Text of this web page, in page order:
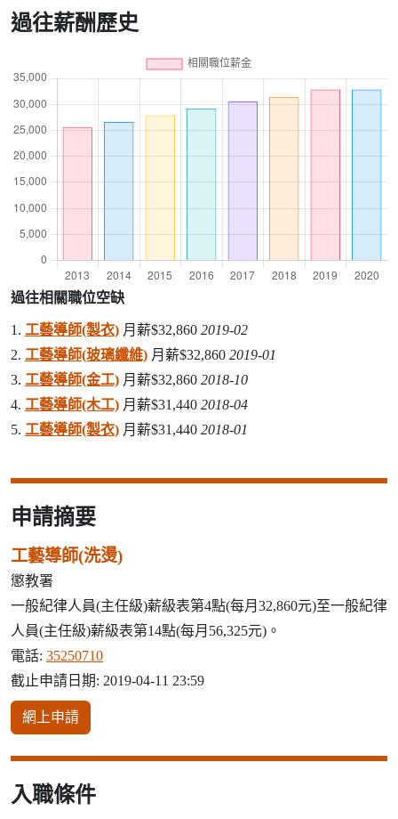
過往薪酬歷史
過往相關職位空缺
1. 工藝導師(製衣) 月薪$32,860 2019-02
2. 工藝導師(玻璃纖維) 月薪$32,860 2019-01
3. 工藝導師(金工) 月薪$32,860 2018-10
4. 工藝導師(木工) 月薪$31,440 2018-04
5. 工藝導師(製衣) 月薪$31,440 2018-01
申請摘要
工藝導師(洗燙)
懲教署
一般紀律人員(主任級)薪級表第4點(每月32,860元)至一般紀律
人員(主任級)薪級表第14點(每月56,325元)。
電話: 35250710
截止申請日期: 2019-04-11 23:59
網上申請
入職條件